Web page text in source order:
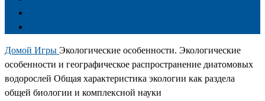
Домой Игры Экологические особенности. Экологические
особенности и географическое распространение диатомовых
водорослей Общая характеристика экологии как раздела
общей биологии и комплексной науки